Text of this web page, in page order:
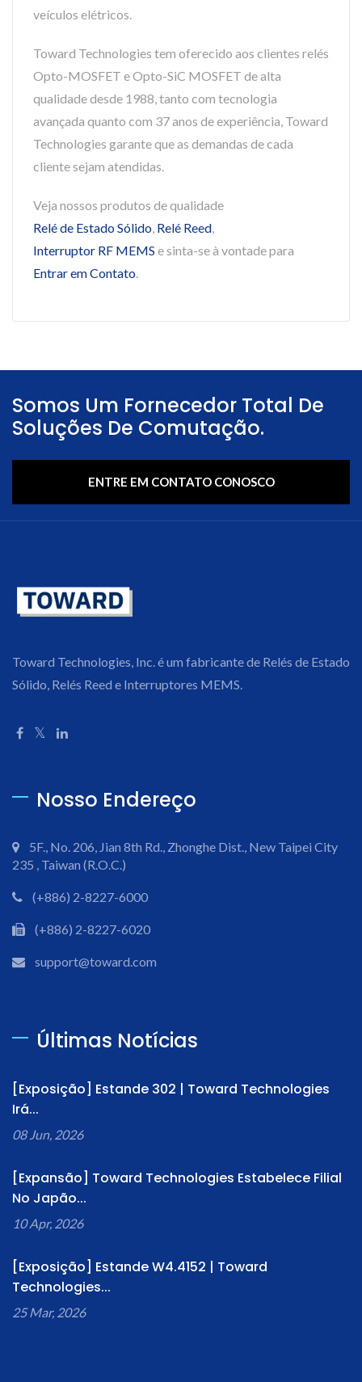
veículos elétricos.
Toward Technologies tem oferecido aos clientes relés
Opto-MOSFET e Opto-SiC MOSFET de alta
qualidade desde 1988, tanto com tecnologia
avançada quanto com 37 anos de experiência, Toward
Technologies garante que as demandas de cada
cliente sejam atendidas.
Veja nossos produtos de qualidade
Relé de Estado Sólido, Relé Reed,
Interruptor RF MEMS e sinta-se à vontade para
Entrar em Contato.
Somos Um Fornecedor Total De
Soluções De Comutação.
ENTRE EM CONTATO CONOSCO
Toward Technologies, Inc. é um fabricante de Relés de Estado
Sólido, Relés Reed e Interruptores MEMS.
Nosso Endereço
5F., No. 206, Jian 8th Rd., Zhonghe Dist., New Taipei City
235 , Taiwan (R.O.C.)
(+886) 2-8227-6000
(+886) 2-8227-6020
support@toward.com
Últimas Notícias
[Exposição] Estande 302 | Toward Technologies
Irá...
08 Jun, 2026
[Expansão] Toward Technologies Estabelece Filial
No Japão...
10 Apr, 2026
[Exposição] Estande W4.4152 | Toward
Technologies...
25 Mar, 2026